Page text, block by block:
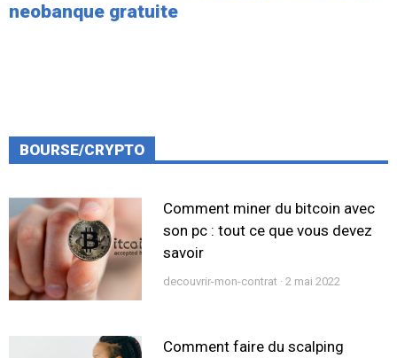
neobanque gratuite
BOURSE/CRYPTO
Comment miner du bitcoin avec
son pc : tout ce que vous devez
savoir
decouvrir-mon-contrat 2 mai 2022
Comment faire du scalping